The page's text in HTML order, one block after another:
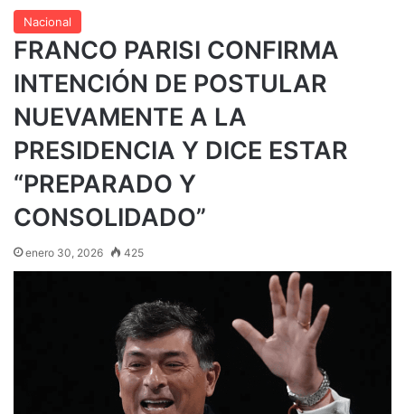
Nacional
FRANCO PARISI CONFIRMA
INTENCIÓN DE POSTULAR
NUEVAMENTE A LA
PRESIDENCIA Y DICE ESTAR
“PREPARADO Y
CONSOLIDADO”
enero 30, 2026 425